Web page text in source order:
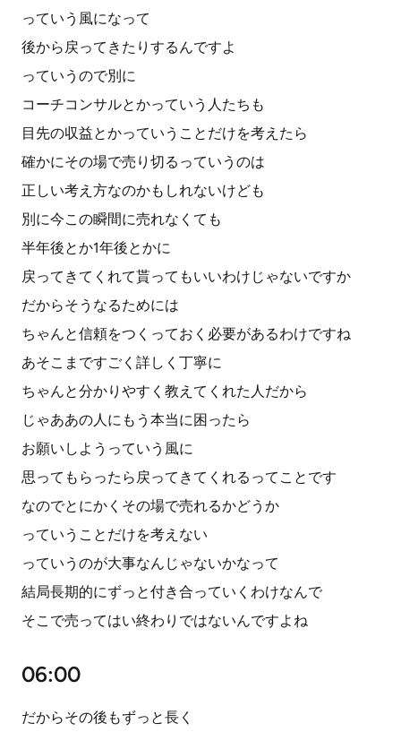
っていう風になって
後から戻ってきたりするんですよ
っていうので別に
コーチコンサルとかっていう人たちも
目先の収益とかっていうことだけを考えたら
確かにその場で売り切るっていうのは
正しい考え方なのかもしれないけども
別に今この瞬間に売れなくても
半年後とか1年後とかに
戻ってきてくれて貰ってもいいわけじゃないですか
だからそうなるためには
ちゃんと信頼をつくっておく必要があるわけですね
あそこまですごく詳しく丁寧に
ちゃんと分かりやすく教えてくれた人だから
じゃああの人にもう本当に困ったら
お願いしようっていう風に
思ってもらったら戻ってきてくれるってことです
なのでとにかくその場で売れるかどうか
っていうことだけを考えない
っていうのが大事なんじゃないかなって
結局長期的にずっと付き合っていくわけなんで
そこで売ってはい終わりではないんですよね
06:00
だからその後もずっと長く